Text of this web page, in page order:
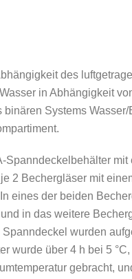
des
in Abhängigkeit
Systems Wasser/
Spanndeckelbehälter mit
2 Bechergläser mit
eines der beiden
in das weitere
wurden
wurde über 4 h bei 5
gebracht,